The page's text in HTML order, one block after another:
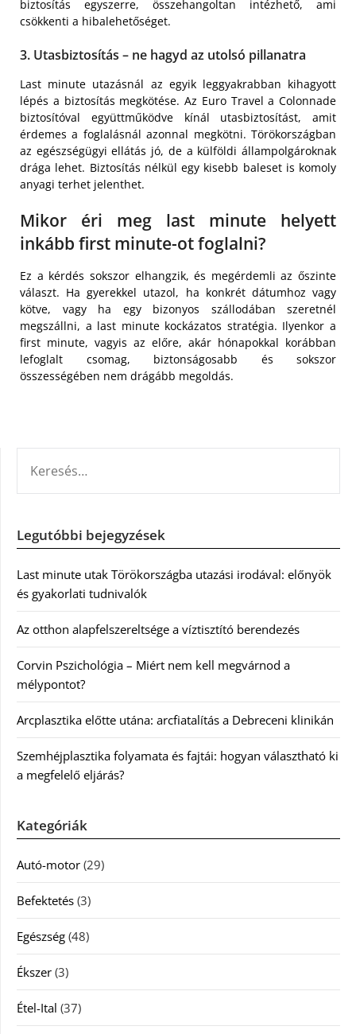
biztosítás egyszerre, összehangoltan intézhető, ami
csökkenti a hibalehetőséget.
3. Utasbiztosítás – ne hagyd az utolsó pillanatra
Last minute utazásnál az egyik leggyakrabban kihagyott
lépés a biztosítás megkötése. Az Euro Travel a Colonnade
biztosítóval együttműködve kínál utasbiztosítást, amit
érdemes a foglalásnál azonnal megkötni. Törökországban
az egészségügyi ellátás jó, de a külföldi állampolgároknak
drága lehet. Biztosítás nélkül egy kisebb baleset is komoly
anyagi terhet jelenthet.
Mikor éri meg last minute helyett
inkább first minute-ot foglalni?
Ez a kérdés sokszor elhangzik, és megérdemli az őszinte
választ. Ha gyerekkel utazol, ha konkrét dátumhoz vagy
kötve, vagy ha egy bizonyos szállodában szeretnél
megszállni, a last minute kockázatos stratégia. Ilyenkor a
first minute, vagyis az előre, akár hónapokkal korábban
lefoglalt csomag, biztonságosabb és sokszor
összességében nem drágább megoldás.
Legutóbbi bejegyzések
Last minute utak Törökországba utazási irodával: előnyök
és gyakorlati tudnivalók
Az otthon alapfelszereltsége a víztisztító berendezés
Corvin Pszichológia – Miért nem kell megvárnod a
mélypontot?
Arcplasztika előtte utána: arcfiatalítás a Debreceni klinikán
Szemhéjplasztika folyamata és fajtái: hogyan választható ki
a megfelelő eljárás?
Kategóriák
Autó-motor (29)
Befektetés (3)
Egészség (48)
Ékszer (3)
Étel-Ital (37)